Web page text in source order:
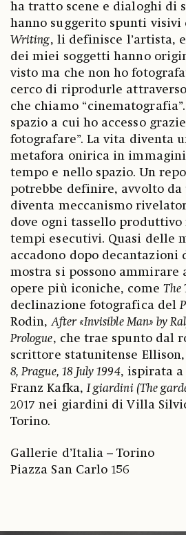
ha tratto scene e dialoghi di
hanno suggerito spunti visivi
Writing, li definisce l’artista,
dei miei soggetti hanno
visto ma che non ho
cerco di riprodurle
che chiamo
spazio a cui ho accesso
fotografare”. La vita diventa
metafora onirica in
tempo e nello spazio. Un
potrebbe definire, avvolto da
diventa meccanismo
dove ogni tassello
tempi esecutivi. Quasi delle
accadono dopo decantazioni
mostra si possono ammirare
opere più iconiche, come The
declinazione fotografica del
Rodin,After «Invisible Man» by
Prologue, che trae spunto dal
scrittore statunitense
8, Prague, 18 July 1994, ispirata
Franz Kafka,I giardini (The
2017 nei giardini di Villa
Torino.
Gallerie d’Italia – Torino
Piazza San Carlo 156